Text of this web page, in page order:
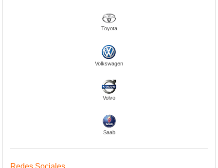
Toyota
Volkswagen
Volvo
Saab
Redes Sociales